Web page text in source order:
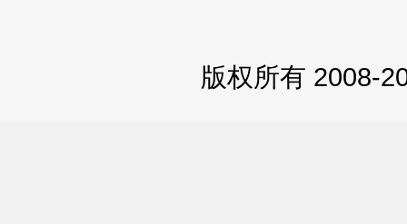
版权所有 2008-